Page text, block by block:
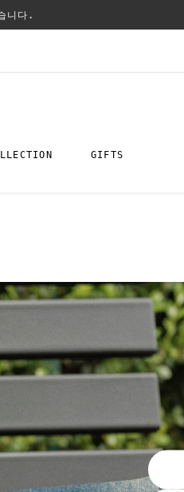
니다.
GIFTS